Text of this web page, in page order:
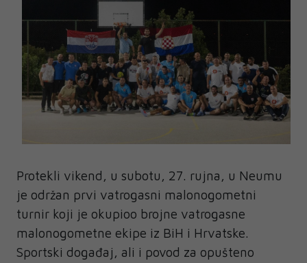
Protekli vikend, u subotu, 27. rujna, u Neumu
je održan prvi vatrogasni malonogometni
turnir koji je okupioo brojne vatrogasne
malonogometne ekipe iz BiH i Hrvatske.
Sportski događaj, ali i povod za opušteno